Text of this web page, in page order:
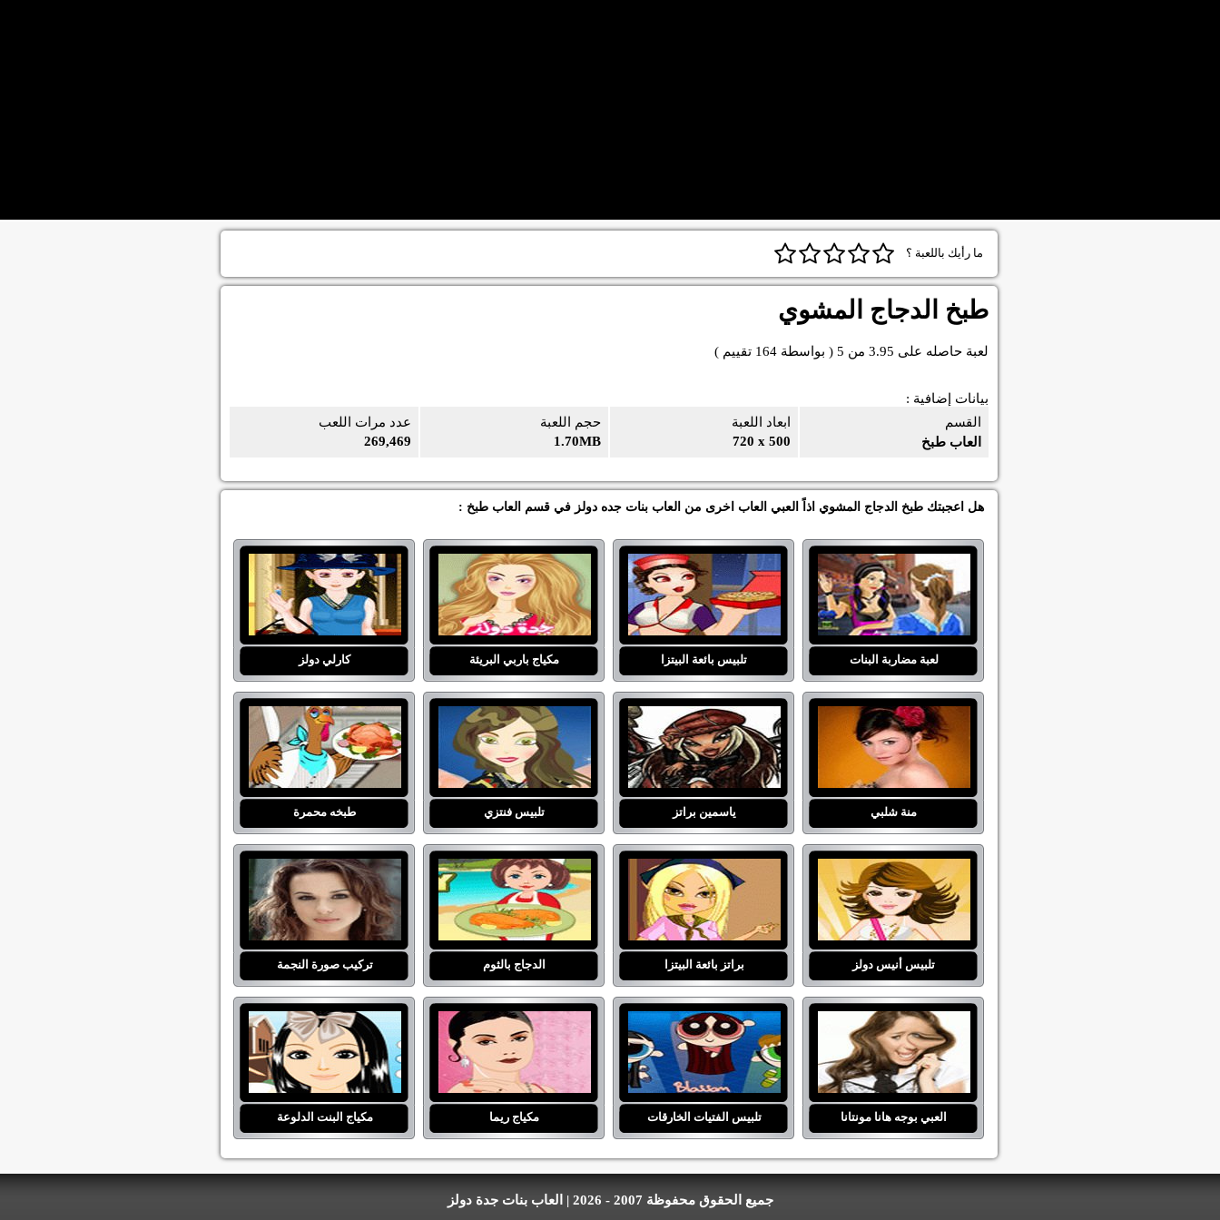
ما رأيك باللعبة ؟
طبخ الدجاج المشوي
لعبة حاصله على 3.95 من 5 ( بواسطة 164 تقييم )
بيانات إضافية :
عدد مرات اللعب
269,469
حجم اللعبة
1.70MB
ابعاد اللعبة
720 x 500
القسم
العاب طبخ
هل اعجبتك طبخ الدجاج المشوي اذاً العبي العاب اخرى من العاب بنات جده دولز في قسم العاب طبخ :
لعبة مضاربة البنات تلبيس بائعة البيتزا مكياج باربي البريئة كارلي دولز
منة شلبي ياسمين براتز تلبيس فنتزي طبخه محمرة
تلبيس أنيس دولز براتز بائعة البيتزا الدجاج بالثوم تركيب صورة النجمة
العبي بوجه هانا مونتانا تلبيس الفتيات الخارقات مكياج ريما مكياج البنت الدلوعة
جميع الحقوق محفوظة 2007 - 2026 | العاب بنات جدة دولز